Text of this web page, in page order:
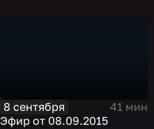
8 сентября
41 мин
Эфир от 08.09.2015